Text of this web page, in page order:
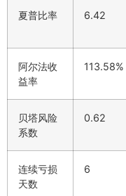
夏普比率 6.42
阿尔法收
益率
113.58%
贝塔风险
系数
0.62
连续亏损
天数
6